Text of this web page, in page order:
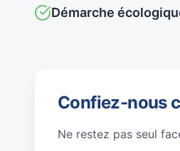
Démarche
Confiez-nous
Ne restez pas seul